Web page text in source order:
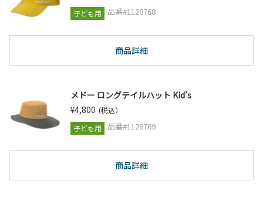
子ども用
品番#1128768
商品詳細
メドー ロングテイルハット Kid's
¥4,800 (税込）
子ども用
品番#1128769
商品詳細